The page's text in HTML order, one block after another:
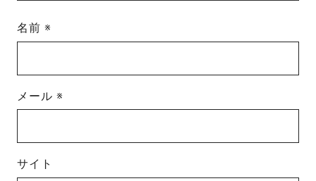
名前※
メール※
サイト